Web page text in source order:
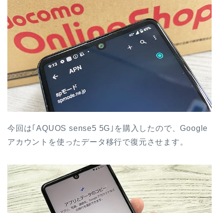
今回は｢AQUOS sense5 5G｣を購入したので、Google
アカウントを使ったデータ移行で復元させます。